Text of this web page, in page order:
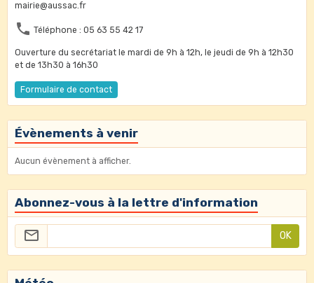
mairie@aussac.fr
Téléphone : 05 63 55 42 17
Ouverture du secrétariat le mardi de 9h à 12h, le jeudi de 9h à 12h30
et de 13h30 à 16h30
Formulaire de contact
Évènements à venir
Aucun évènement à afficher.
Abonnez-vous à la lettre d'information
OK